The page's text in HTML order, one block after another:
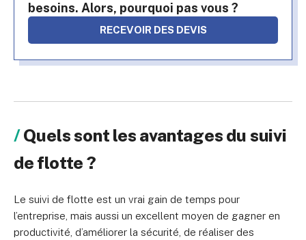
besoins. Alors, pourquoi pas vous ?
RECEVOIR DES DEVIS
Quels sont les avantages du suivi
de flotte ?
Le suivi de flotte est un vrai gain de temps pour
l’entreprise, mais aussi un excellent moyen de gagner en
productivité, d’améliorer la sécurité, de réaliser des